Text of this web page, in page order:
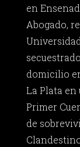
en
Abogado,
domicilio
La Plata
Primer
de